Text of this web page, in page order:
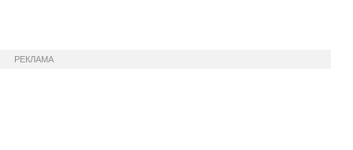
РЕКЛАМА